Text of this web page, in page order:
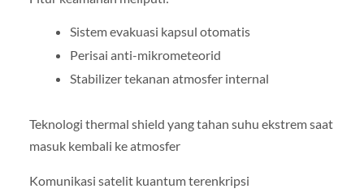
Sistem evakuasi kapsul otomatis
Perisai anti-mikrometeorid
Stabilizer tekanan atmosfer internal
Teknologi thermal shield yang tahan suhu ekstrem saat
masuk kembali ke atmosfer
Komunikasi satelit kuantum terenkripsi